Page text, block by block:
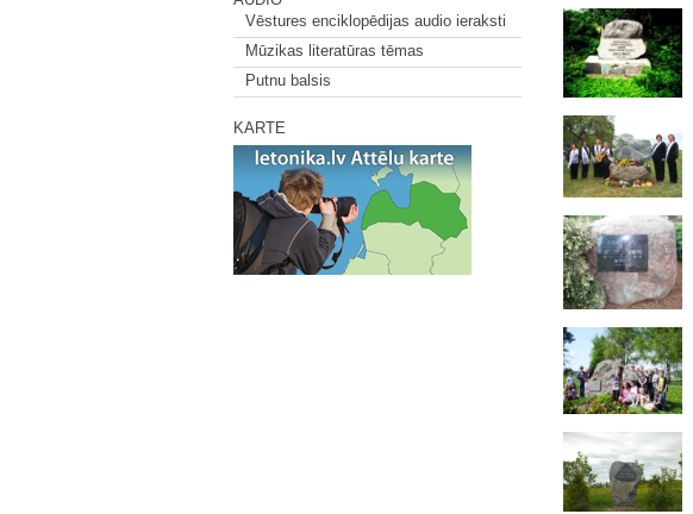
Vēstures enciklopēdijas audio ieraksti
Mūzikas literatūras tēmas
Putnu balsis
KARTE